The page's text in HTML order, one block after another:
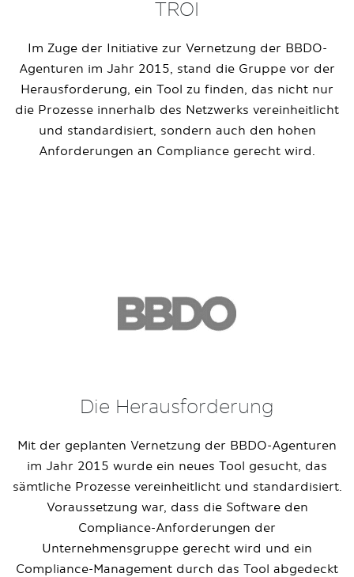
TROI
Im Zuge der Initiative zur Vernetzung der BBDO-
Agenturen im Jahr 2015, stand die Gruppe vor der
Herausforderung, ein Tool zu finden, das nicht nur
die Prozesse innerhalb des Netzwerks vereinheitlicht
und standardisiert, sondern auch den hohen
Anforderungen an Compliance gerecht wird.
Die Herausforderung
Mit der geplanten Vernetzung der BBDO-Agenturen
im Jahr 2015 wurde ein neues Tool gesucht, das
sämtliche Prozesse vereinheitlicht und standardisiert.
Voraussetzung war, dass die Software den
Compliance-Anforderungen der
Unternehmensgruppe gerecht wird und ein
Compliance-Management durch das Tool abgedeckt